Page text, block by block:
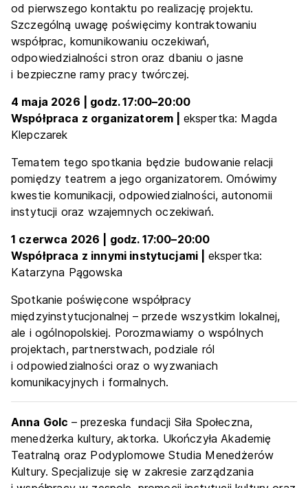
od pierwszego kontaktu po realizację projektu.
Szczególną uwagę poświęcimy kontraktowaniu
współprac, komunikowaniu oczekiwań,
odpowiedzialności stron oraz dbaniu o jasne
i bezpieczne ramy pracy twórczej.
4 maja 2026 | godz. 17:00–20:00
Współpraca z organizatorem | ekspertka: Magda
Klepczarek
Tematem tego spotkania będzie budowanie relacji
pomiędzy teatrem a jego organizatorem. Omówimy
kwestie komunikacji, odpowiedzialności, autonomii
instytucji oraz wzajemnych oczekiwań.
1 czerwca 2026 | godz. 17:00–20:00
Współpraca z innymi instytucjami | ekspertka:
Katarzyna Pągowska
Spotkanie poświęcone współpracy
międzyinstytucjonalnej – przede wszystkim lokalnej,
ale i ogólnopolskiej. Porozmawiamy o wspólnych
projektach, partnerstwach, podziale ról
i odpowiedzialności oraz o wyzwaniach
komunikacyjnych i formalnych.
Anna Golc – prezeska fundacji Siła Społeczna,
menedżerka kultury, aktorka. Ukończyła Akademię
Teatralną oraz Podyplomowe Studia Menedżerów
Kultury. Specjalizuje się w zakresie zarządzania